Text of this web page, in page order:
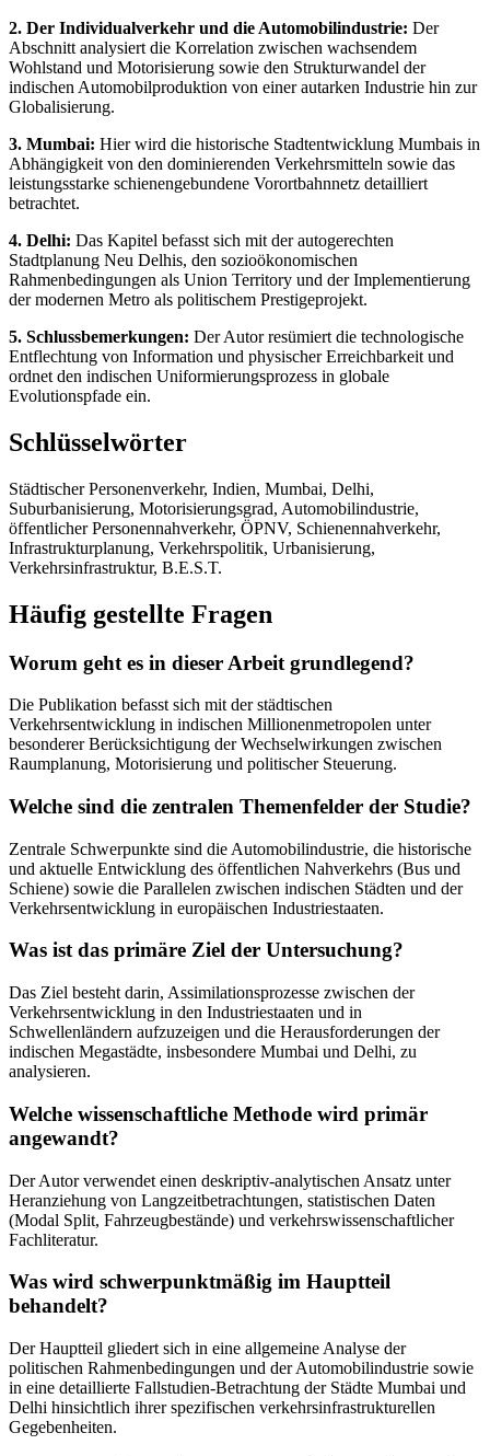
2. Der Individualverkehr und die Automobilindustrie: Der
Abschnitt analysiert die Korrelation zwischen wachsendem
Wohlstand und Motorisierung sowie den Strukturwandel der
indischen Automobilproduktion von einer autarken Industrie hin zur
Globalisierung.
3. Mumbai: Hier wird die historische Stadtentwicklung Mumbais in
Abhängigkeit von den dominierenden Verkehrsmitteln sowie das
leistungsstarke schienengebundene Vorortbahnnetz detailliert
betrachtet.
4. Delhi: Das Kapitel befasst sich mit der autogerechten
Stadtplanung Neu Delhis, den sozioökonomischen
Rahmenbedingungen als Union Territory und der Implementierung
der modernen Metro als politischem Prestigeprojekt.
5. Schlussbemerkungen: Der Autor resümiert die technologische
Entflechtung von Information und physischer Erreichbarkeit und
ordnet den indischen Uniformierungsprozess in globale
Evolutionspfade ein.
Schlüsselwörter
Städtischer Personenverkehr, Indien, Mumbai, Delhi,
Suburbanisierung, Motorisierungsgrad, Automobilindustrie,
öffentlicher Personennahverkehr, ÖPNV, Schienennahverkehr,
Infrastrukturplanung, Verkehrspolitik, Urbanisierung,
Verkehrsinfrastruktur, B.E.S.T.
Häufig gestellte Fragen
Worum geht es in dieser Arbeit grundlegend?
Die Publikation befasst sich mit der städtischen
Verkehrsentwicklung in indischen Millionenmetropolen unter
besonderer Berücksichtigung der Wechselwirkungen zwischen
Raumplanung, Motorisierung und politischer Steuerung.
Welche sind die zentralen Themenfelder der Studie?
Zentrale Schwerpunkte sind die Automobilindustrie, die historische
und aktuelle Entwicklung des öffentlichen Nahverkehrs (Bus und
Schiene) sowie die Parallelen zwischen indischen Städten und der
Verkehrsentwicklung in europäischen Industriestaaten.
Was ist das primäre Ziel der Untersuchung?
Das Ziel besteht darin, Assimilationsprozesse zwischen der
Verkehrsentwicklung in den Industriestaaten und in
Schwellenländern aufzuzeigen und die Herausforderungen der
indischen Megastädte, insbesondere Mumbai und Delhi, zu
analysieren.
Welche wissenschaftliche Methode wird primär
angewandt?
Der Autor verwendet einen deskriptiv-analytischen Ansatz unter
Heranziehung von Langzeitbetrachtungen, statistischen Daten
(Modal Split, Fahrzeugbestände) und verkehrswissenschaftlicher
Fachliteratur.
Was wird schwerpunktmäßig im Hauptteil
behandelt?
Der Hauptteil gliedert sich in eine allgemeine Analyse der
politischen Rahmenbedingungen und der Automobilindustrie sowie
in eine detaillierte Fallstudien-Betrachtung der Städte Mumbai und
Delhi hinsichtlich ihrer spezifischen verkehrsinfrastrukturellen
Gegebenheiten.